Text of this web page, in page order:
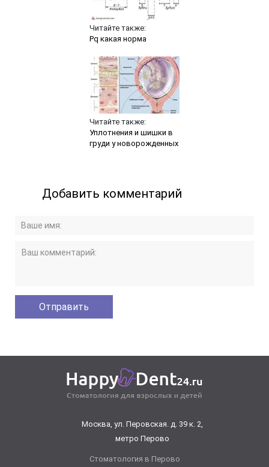
Читайте также:
Pq какая норма
Читайте также:
Уплотнения и шишки в
груди у новорожденных
Добавить комментарий
Москва, ул. Перовская. д. 39 к. 2,
метро Перово
Стоматология в Перово